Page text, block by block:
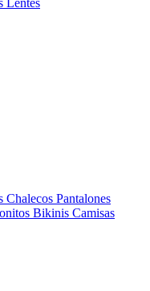
Lentes
Chalecos Pantalones
Bikinis Camisas